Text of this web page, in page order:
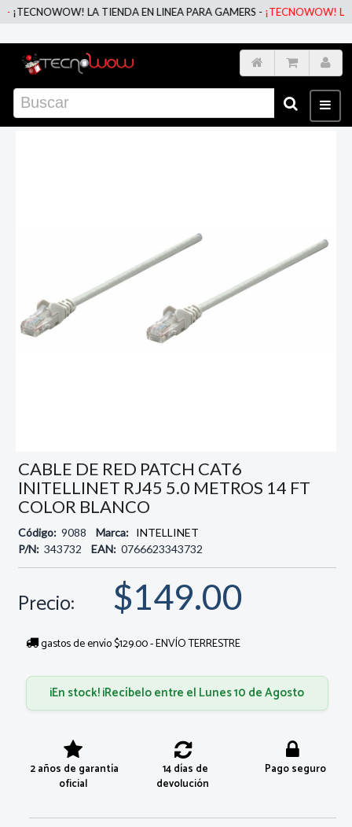
LA TIENDA EN LINEA PARA GAMERS -¡TECNOWOW! LA
CABLE DE RED PATCH CAT6
INITELLINET RJ45 5.0 METROS 14 FT
COLOR BLANCO
Código: 9088 Marca: INTELLINET
P/N: 343732 EAN: 0766623343732
Precio: $149.00
gastos de envío $129.00 - ENVÍO TERRESTRE
¡En stock! ¡Recíbelo entre el Lunes 10 de Agosto
2 años de garantía
oficial
14 días de
devolución
Pago seguro